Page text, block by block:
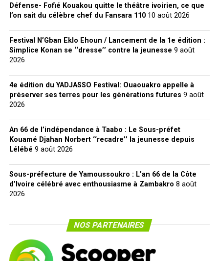
Défense- Fofié Kouakou quitte le théâtre ivoirien, ce que
l’on sait du célèbre chef du Fansara 110 10 août 2026
Festival N’Gban Eklo Ehoun / Lancement de la 1e édition :
Simplice Konan se ‘‘dresse’’ contre la jeunesse 9 août
2026
4e édition du YADJASSO Festival: Ouaouakro appelle à
préserver ses terres pour les générations futures 9 août
2026
An 66 de l’indépendance à Taabo : Le Sous-préfet
Kouamé Djahan Norbert ‘‘recadre’’ la jeunesse depuis
Lélébé 9 août 2026
Sous-préfecture de Yamoussoukro : L’an 66 de la Côte
d’Ivoire célébré avec enthousiasme à Zambakro 8 août
2026
NOS PARTENAIRES